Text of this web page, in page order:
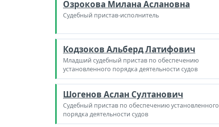
Озрокова Милана Аслановна
Судебный пристав-исполнитель
Кодзоков Альберд Латифович
Младший судебный пристав по обеспечению
установленного порядка деятельности судов
Шогенов Аслан Султанович
Судебный пристав по обеспечению установленного
порядка деятельности судов